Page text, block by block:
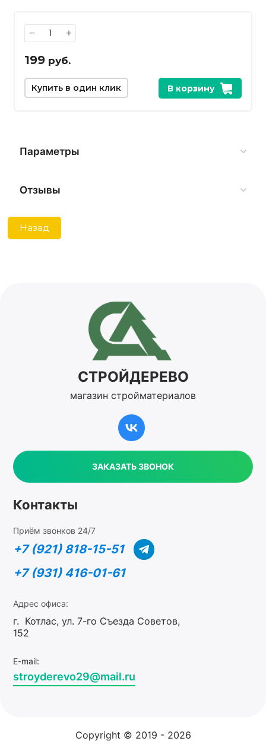
− +
199 руб.
В корзину
Купить в один клик
Параметры
Отзывы
Назад
СТРОЙДЕРЕВО
магазин стройматериалов
ЗАКАЗАТЬ ЗВОНОК
Контакты
Приём звонков 24/7
+7 (921) 818-15-51
+7 (931) 416-01-61
Адрес офиса:
г. Котлас, ул. 7-го Съезда Советов,
152
E-mail:
stroyderevo29@mail.ru
Copyright © 2019 - 2026